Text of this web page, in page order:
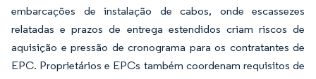
embarcações de instalação de cabos, onde escassezes
relatadas e prazos de entrega estendidos criam riscos de
aquisição e pressão de cronograma para os contratantes de
EPC. Proprietários e EPCs também coordenam requisitos de